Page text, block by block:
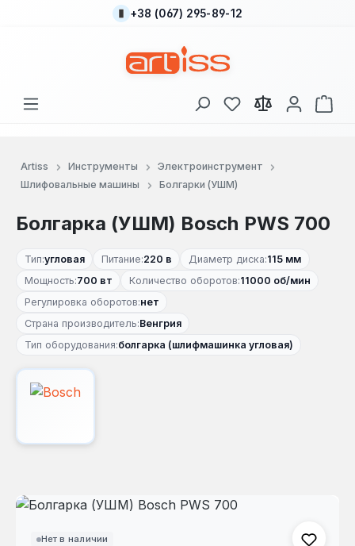
Перейти к основному содержанию
+38 (067) 295-89-12
У вас есть товары
В
Artiss Инструменты
Электроинструмент
Шлифовальные машины
Болгарки (УШМ)
Болгарка (УШМ) Bosch PWS 700
Тип:угловая Питание:220 в Диаметр диска:115 мм
Мощность:700 вт Количество оборотов:11000 об/мин
Регулировка оборотов:нет
Страна производитель:Венгрия
Тип оборудования:болгарка (шлифмашинка угловая)
Нет в наличии
Пропустить галерею изображений